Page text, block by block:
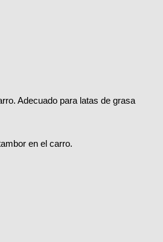
Adecuado para latas de grasa
en el carro.